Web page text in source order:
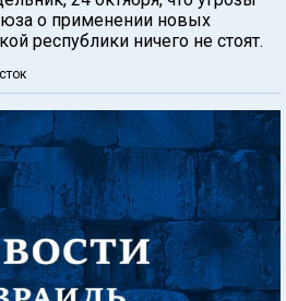
о применении новых
республики ничего не стоят.